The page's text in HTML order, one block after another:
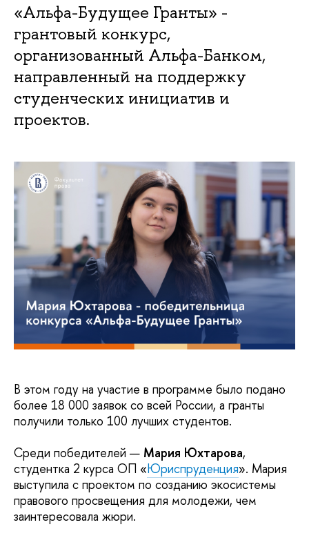
«Альфа-Будущее Гранты» -
грантовый конкурс,
организованный Альфа-Банком,
направленный на поддержку
студенческих инициатив и
проектов.
В этом году на участие в программе было подано
более 18 000 заявок со всей России, а гранты
получили только 100 лучших студентов.
Среди победителей — Мария Юхтарова,
студентка 2 курса ОП «Юриспруденция». Мария
выступила с проектом по созданию экосистемы
правового просвещения для молодежи, чем
заинтересовала жюри.